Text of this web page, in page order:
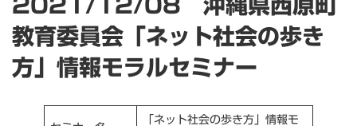
2021/12/08 沖縄県西原町
教育委員会「ネット社会の歩き
方」情報モラルセミナー
「ネット社会の歩き方」情報モ